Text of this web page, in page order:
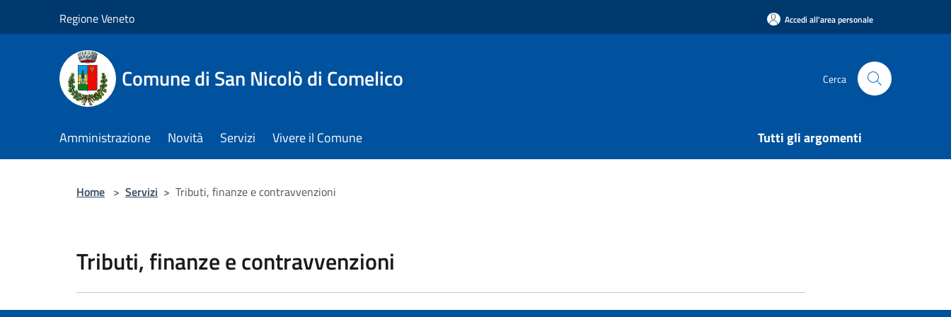
Regione Veneto Accedi all'area personale
Comune di San Nicolò di Comelico Cerca
Amministrazione Novità Servizi Vivere il Comune Tutti gli argomenti
Home > Servizi > Tributi, finanze e contravvenzioni
Tributi, finanze e contravvenzioni